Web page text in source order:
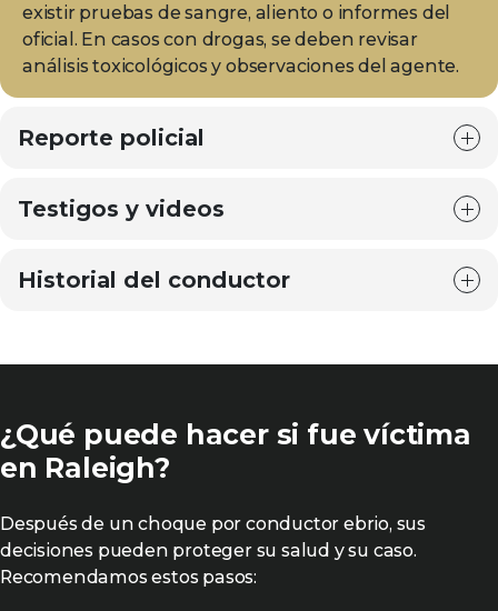
existir pruebas de sangre, aliento o informes del
oficial. En casos con drogas, se deben revisar
análisis toxicológicos y observaciones del agente.
Reporte policial
Testigos y videos
Historial del conductor
¿Qué puede hacer si fue víctima
en Raleigh?
Después de un choque por conductor ebrio, sus
decisiones pueden proteger su salud y su caso.
Recomendamos estos pasos: